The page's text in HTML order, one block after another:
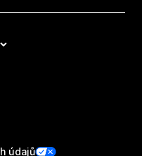
údajů